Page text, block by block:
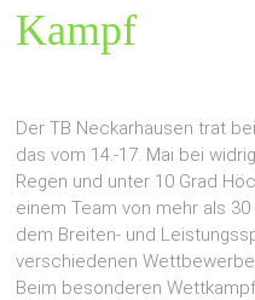
Kampf
Der TB Neckarhausen trat
das vom 14.-17. Mai bei
Regen und unter 10 Grad
einem Team von mehr als
dem Breiten- und
verschiedenen
Beim besonderen